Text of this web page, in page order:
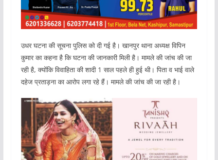
उधर घटना की सूचना पुलिस को दी गई है। खानपुर थाना अध्यक्ष विपिन
कुमार का कहना है कि घटना की जानकारी मिली है। मामले की जांच की जा
रही है, क्योंकि विवाहिता की शादी 1 साल पहले ही हुई थी। पिता व भाई वाले
दहेज प्रताड़ना का आरोप लगा रहे हैं। मामले की जांच की जा रही है।